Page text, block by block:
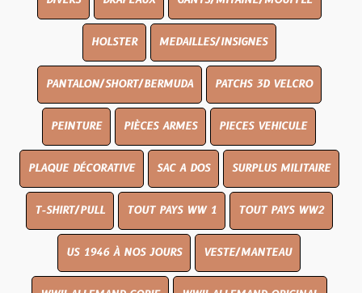
HOLSTER MEDAILLES/INSIGNES
PANTALON/SHORT/BERMUDA PATCHS 3D VELCRO
PEINTURE PIÈCES ARMES PIECES VEHICULE
PLAQUE DÉCORATIVE SAC A DOS SURPLUS MILITAIRE
T-SHIRT/PULL TOUT PAYS WW 1 TOUT PAYS WW2
US 1946 À NOS JOURS VESTE/MANTEAU